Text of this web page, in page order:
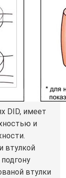
DID, имеет
и
втулкой
втулки